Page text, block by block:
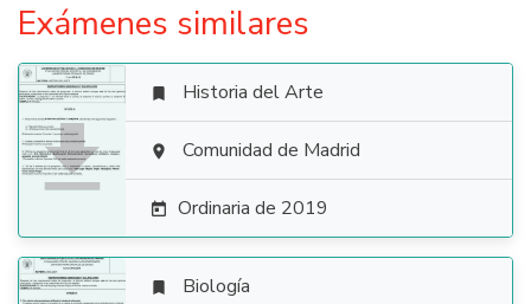
Exámenes similares

 Historia del Arte
 Comunidad de Madrid
 Ordinaria de 2019
 Biología